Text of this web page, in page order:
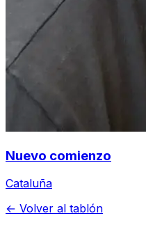
Nuevo comienzo
Cataluña
← Volver al tablón